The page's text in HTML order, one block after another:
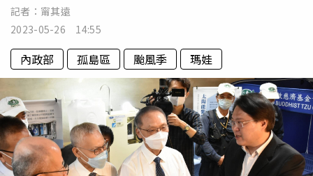
記者： 甯其遠
2023-05-26 14:55
內政部 孤島區 颱風季 瑪娃